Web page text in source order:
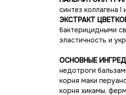
синтез коллагена
ЭКСТРАКТ
бактерицидными
эластичность и
ОСНОВНЫЕ
недотроги
корня маки
корня хикамы,